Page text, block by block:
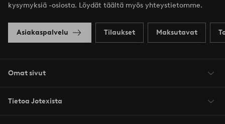
kysymyksiä -osiosta. Löydät täältä myös yhteystietomme.
Asiakaspalvelu Tilaukset Maksutavat
Omat sivut
Tietoa Jotexista